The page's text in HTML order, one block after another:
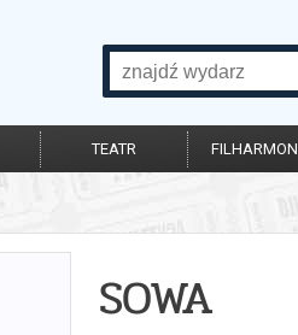
TEATR
SOWA